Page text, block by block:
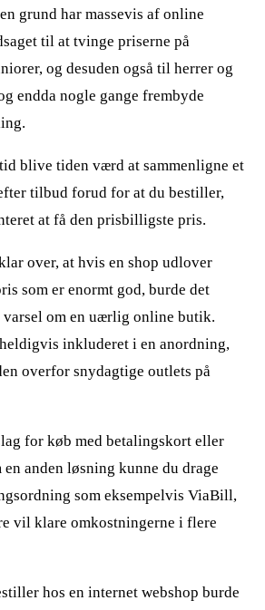
grund har massevis af online
til at tvinge priserne på
og desuden også til herrer og
endda nogle gange frembyde
blive tiden værd at sammenligne et
tilbud forud for at du bestiller,
at få den prisbilligste pris.
over, at hvis en shop udlover
som er enormt god, burde det
om en uærlig online butik.
inkluderet i en anordning,
overfor snydagtige outlets på
for køb med betalingskort eller
anden løsning kunne du drage
som eksempelvis ViaBill,
vil klare omkostningerne i flere
hos en internet webshop burde